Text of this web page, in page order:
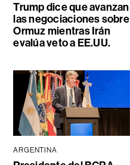
Trump dice que avanzan
las negociaciones sobre
Ormuz mientras Irán
evalúa veto a EE.UU.
ARGENTINA